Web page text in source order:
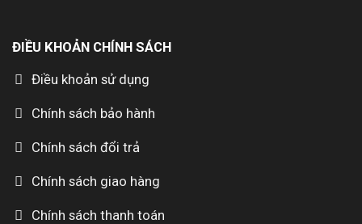
ĐIỀU KHOẢN CHÍNH SÁCH
Điều khoản sử dụng
Chính sách bảo hành
Chính sách đổi trả
Chính sách giao hàng
Chính sách thanh toán